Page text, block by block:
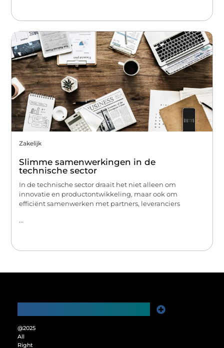
Zakelijk
Slimme samenwerkingen in de
technische sector
In de technische sector draait het niet alleen om
innovatie en productontwikkeling, maar ook om
efficiënt samenwerken met partners, leveranciers
...
@2025
All
Right